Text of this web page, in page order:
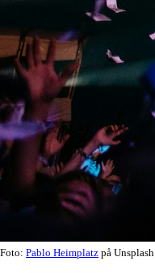
Foto: Pablo Heimplatz på Unsplash